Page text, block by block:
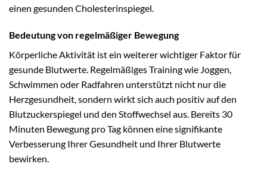
einen gesunden Cholesterinspiegel.
Bedeutung von regelmäßiger Bewegung
Körperliche Aktivität ist ein weiterer wichtiger Faktor für
gesunde Blutwerte. Regelmäßiges Training wie Joggen,
Schwimmen oder Radfahren unterstützt nicht nur die
Herzgesundheit, sondern wirkt sich auch positiv auf den
Blutzuckerspiegel und den Stoffwechsel aus. Bereits 30
Minuten Bewegung pro Tag können eine signifikante
Verbesserung Ihrer Gesundheit und Ihrer Blutwerte
bewirken.